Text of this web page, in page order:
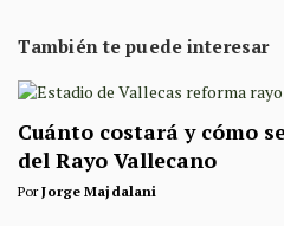
También te puede interesar
Cuánto costará y cómo
del Rayo Vallecano
PorJorge Majdalani